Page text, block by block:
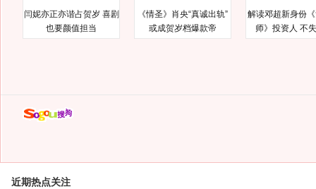
闫妮亦正亦谐占贺岁 喜剧
也要颜值担当
《情圣》肖央“真诚出轨”
或成贺岁档爆款帝
解读邓超新身份
师》投资人 不
近期热点关注